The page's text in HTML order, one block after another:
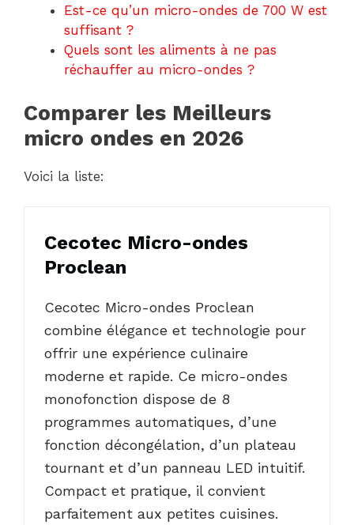
Est-ce qu’un micro-ondes de 700 W est
suffisant ?
Quels sont les aliments à ne pas
réchauffer au micro-ondes ?
Comparer les Meilleurs
micro ondes en 2026
Voici la liste:
Cecotec Micro-ondes
Proclean
Cecotec Micro-ondes Proclean
combine élégance et technologie pour
offrir une expérience culinaire
moderne et rapide. Ce micro-ondes
monofonction dispose de 8
programmes automatiques, d’une
fonction décongélation, d’un plateau
tournant et d’un panneau LED intuitif.
Compact et pratique, il convient
parfaitement aux petites cuisines.